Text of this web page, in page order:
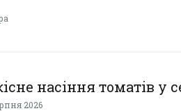
насіння томатів у
2026